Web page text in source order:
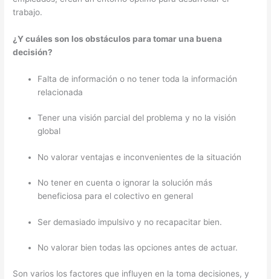
trabajo.
¿Y cuáles son los obstáculos para tomar una buena
decisión?
Falta de información o no tener toda la información
relacionada
Tener una visión parcial del problema y no la visión
global
No valorar ventajas e inconvenientes de la situación
No tener en cuenta o ignorar la solución más
beneficiosa para el colectivo en general
Ser demasiado impulsivo y no recapacitar bien.
No valorar bien todas las opciones antes de actuar.
Son varios los factores que influyen en la toma decisiones, y